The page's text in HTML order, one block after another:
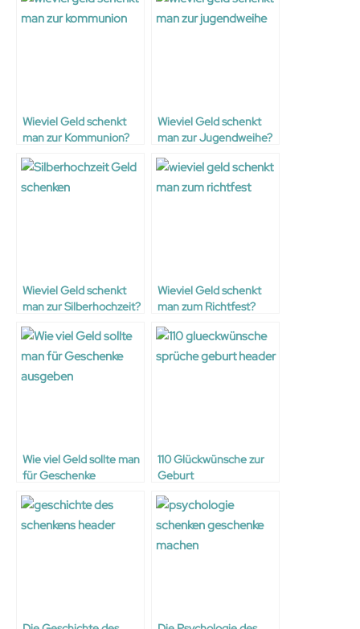
Wieviel Geld schenkt
man zur Kommunion?
Wieviel Geld schenkt
man zur Jugendweihe?
Wieviel Geld schenkt
man zur Silberhochzeit?
Wieviel Geld schenkt
man zum Richtfest?
Wie viel Geld sollte man
für Geschenke
110 Glückwünsche zur
Geburt